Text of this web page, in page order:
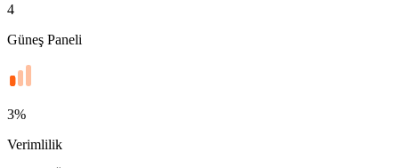
4
Güneş Paneli
3%
Verimlilik